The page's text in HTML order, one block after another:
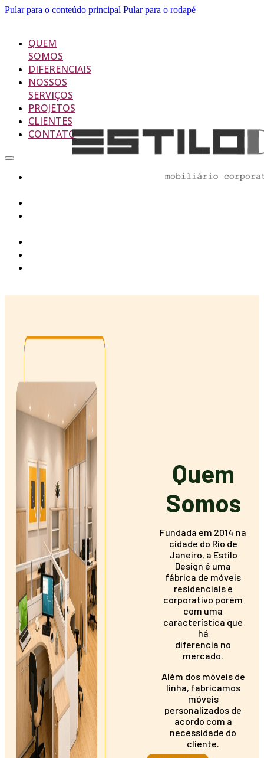
Pular para o conteúdo principal Pular para o rodapé
QUEM
SOMOS
DIFERENCIAIS
NOSSOS
SERVIÇOS
PROJETOS
CLIENTES
CONTATO
Quem
Somos
Fundada em 2014 na
cidade do Rio de
Janeiro, a Estilo
Design é uma
fábrica de móveis
residenciais e
corporativo porém
com uma
característica que
há
diferencia no
mercado.
Além dos móveis de
linha, fabricamos
móveis
personalizados de
acordo com a
necessidade do
cliente.